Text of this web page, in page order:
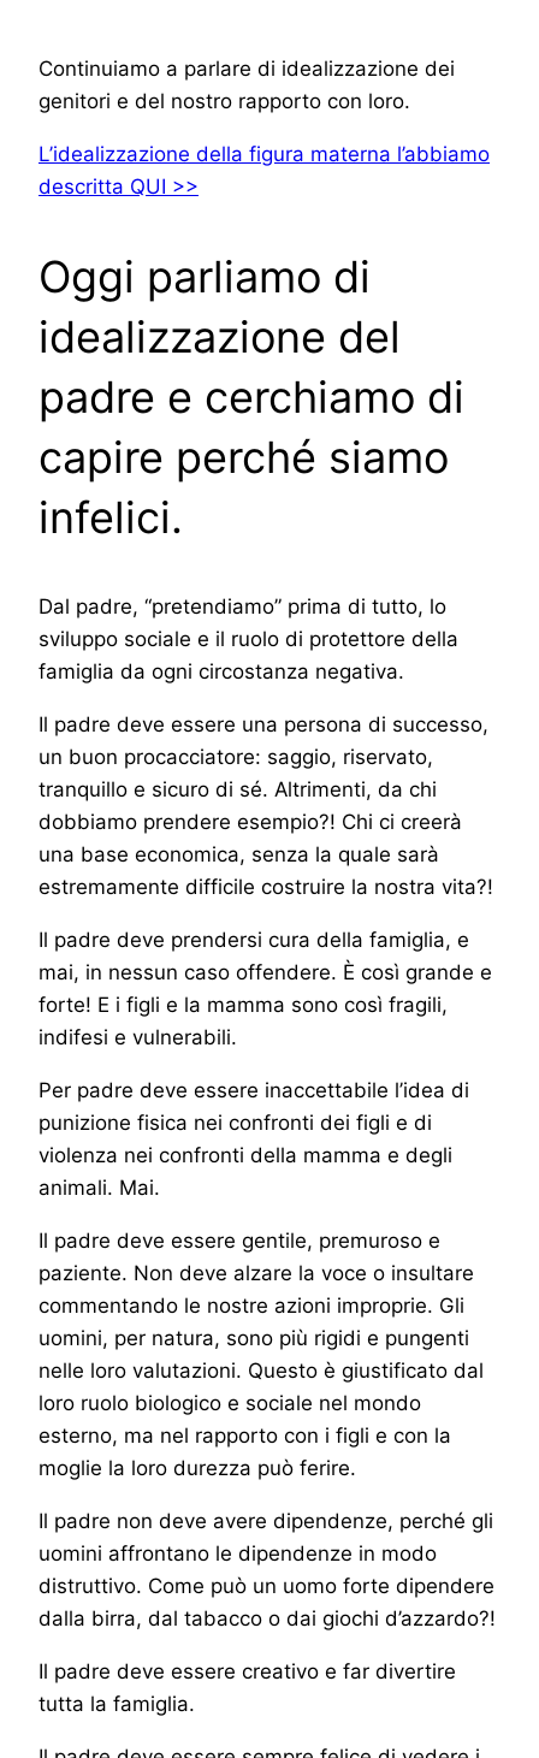
Continuiamo a parlare di idealizzazione dei
genitori e del nostro rapporto con loro.
L’idealizzazione della figura materna l’abbiamo
descritta QUI >>
Oggi parliamo di
idealizzazione del
padre e cerchiamo di
capire perché siamo
infelici.
Dal padre, “pretendiamo” prima di tutto, lo
sviluppo sociale e il ruolo di protettore della
famiglia da ogni circostanza negativa.
Il padre deve essere una persona di successo,
un buon procacciatore: saggio, riservato,
tranquillo e sicuro di sé. Altrimenti, da chi
dobbiamo prendere esempio?! Chi ci creerà
una base economica, senza la quale sarà
estremamente difficile costruire la nostra vita?!
Il padre deve prendersi cura della famiglia, e
mai, in nessun caso offendere. È così grande e
forte! E i figli e la mamma sono così fragili,
indifesi e vulnerabili.
Per padre deve essere inaccettabile l’idea di
punizione fisica nei confronti dei figli e di
violenza nei confronti della mamma e degli
animali. Mai.
Il padre deve essere gentile, premuroso e
paziente. Non deve alzare la voce o insultare
commentando le nostre azioni improprie. Gli
uomini, per natura, sono più rigidi e pungenti
nelle loro valutazioni. Questo è giustificato dal
loro ruolo biologico e sociale nel mondo
esterno, ma nel rapporto con i figli e con la
moglie la loro durezza può ferire.
Il padre non deve avere dipendenze, perché gli
uomini affrontano le dipendenze in modo
distruttivo. Come può un uomo forte dipendere
dalla birra, dal tabacco o dai giochi d’azzardo?!
Il padre deve essere creativo e far divertire
tutta la famiglia.